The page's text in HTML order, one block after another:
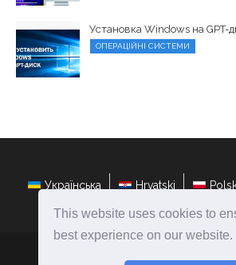
This website uses cookies to
best experience on our website.
Установка Windows на GPT-
ОПЕРАЦІЙНІ СИСТЕМИ
Українська Hrvatski
ateasyday.com Ⓒ